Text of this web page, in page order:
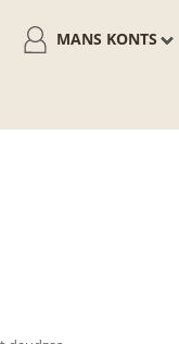
MANS KONTS